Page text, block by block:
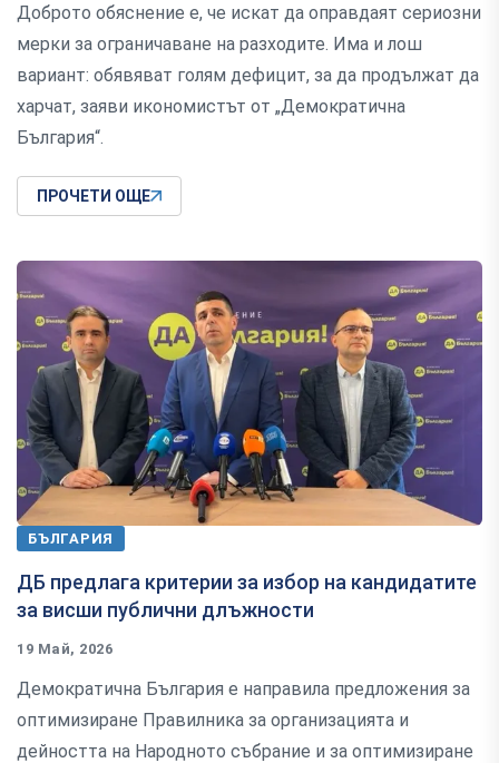
Доброто обяснение е, че искат да оправдаят сериозни
мерки за ограничаване на разходите. Има и лош
вариант: обявяват голям дефицит, за да продължат да
харчат, заяви икономистът от „Демократична
България“.
ПРОЧЕТИ ОЩЕ
БЪЛГАРИЯ
ДБ предлага критерии за избор на кандидатите
за висши публични длъжности
19 Май, 2026
Демократична България е направила предложения за
оптимизиране Правилника за организацията и
дейността на Народното събрание и за оптимизиране